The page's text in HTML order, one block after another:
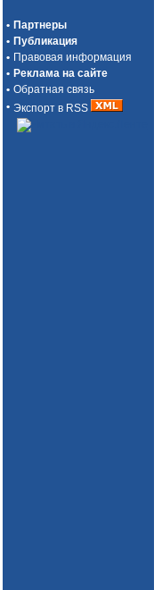
• Партнеры
• Публикация
• Правовая информация
• Реклама на сайте
• Обратная связь
• Экспорт в RSS